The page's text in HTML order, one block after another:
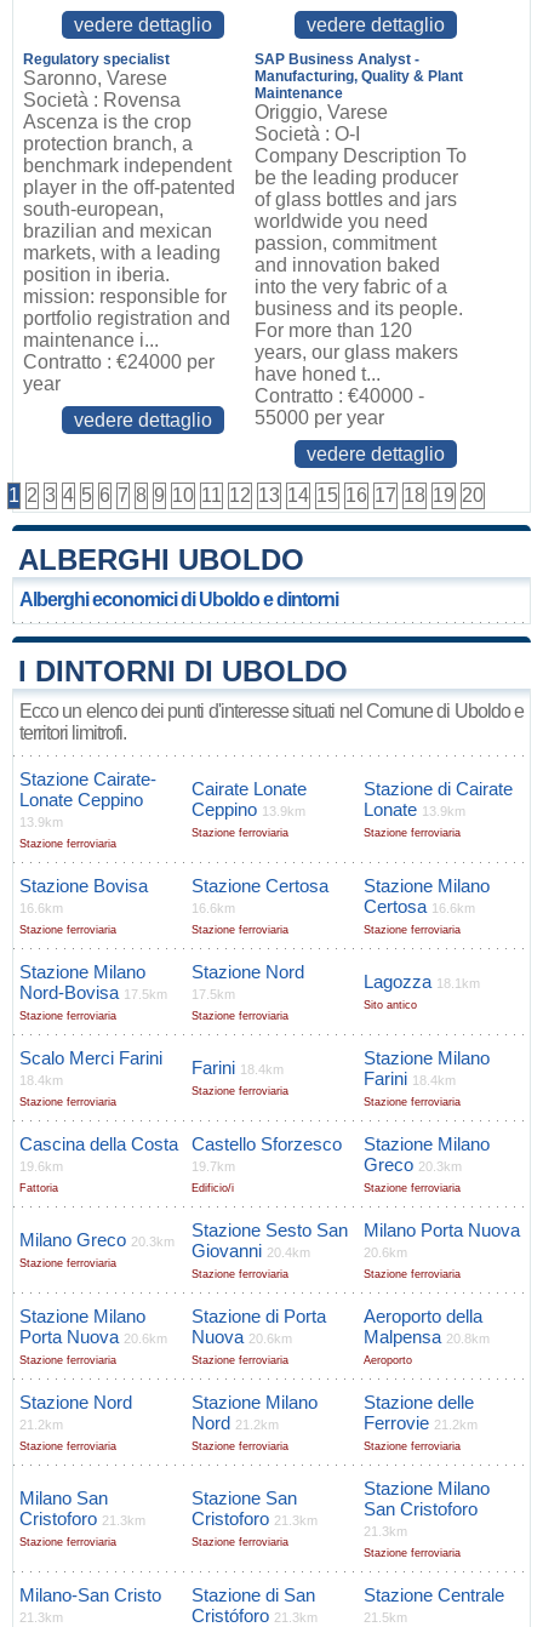
vedere dettaglio
vedere dettaglio
Regulatory specialist
Saronno, Varese
Società : Rovensa
Ascenza is the crop
protection branch, a
benchmark independent
player in the off-patented
south-european,
brazilian and mexican
markets, with a leading
position in iberia.
mission: responsible for
portfolio registration and
maintenance i...
Contratto : €24000 per
year
vedere dettaglio
SAP Business Analyst -
Manufacturing, Quality & Plant
Maintenance
Origgio, Varese
Società : O-I
Company Description To
be the leading producer
of glass bottles and jars
worldwide you need
passion, commitment
and innovation baked
into the very fabric of a
business and its people.
For more than 120
years, our glass makers
have honed t...
Contratto : €40000 -
55000 per year
vedere dettaglio
1 2 3 4 5 6 7 8 9 10 11 12 13 14 15 16 17 18 19 20
ALBERGHI UBOLDO
Alberghi economici di Uboldo e dintorni
I DINTORNI DI UBOLDO
Ecco un elenco dei punti d'interesse situati nel Comune di Uboldo e
territori limitrofi.
Stazione Cairate-
Lonate Ceppino
13.9km
Stazione ferroviaria
Cairate Lonate
Ceppino 13.9km
Stazione ferroviaria
Stazione di Cairate
Lonate 13.9km
Stazione ferroviaria
Stazione Bovisa
16.6km
Stazione ferroviaria
Stazione Certosa
16.6km
Stazione ferroviaria
Stazione Milano
Certosa 16.6km
Stazione ferroviaria
Stazione Milano
Nord-Bovisa 17.5km
Stazione ferroviaria
Stazione Nord
17.5km
Stazione ferroviaria
Lagozza 18.1km
Sito antico
Scalo Merci Farini
18.4km
Stazione ferroviaria
Farini 18.4km
Stazione ferroviaria
Stazione Milano
Farini 18.4km
Stazione ferroviaria
Cascina della Costa
19.6km
Fattoria
Castello Sforzesco
19.7km
Edificio/i
Stazione Milano
Greco 20.3km
Stazione ferroviaria
Milano Greco 20.3km
Stazione ferroviaria
Stazione Sesto San
Giovanni 20.4km
Stazione ferroviaria
Milano Porta Nuova
20.6km
Stazione ferroviaria
Stazione Milano
Porta Nuova 20.6km
Stazione ferroviaria
Stazione di Porta
Nuova 20.6km
Stazione ferroviaria
Aeroporto della
Malpensa 20.8km
Aeroporto
Stazione Nord
21.2km
Stazione ferroviaria
Stazione Milano
Nord 21.2km
Stazione ferroviaria
Stazione delle
Ferrovie 21.2km
Stazione ferroviaria
Milano San
Cristoforo 21.3km
Stazione ferroviaria
Stazione San
Cristoforo 21.3km
Stazione ferroviaria
Stazione Milano
San Cristoforo
21.3km
Stazione ferroviaria
Milano-San Cristo
21.3km
Stazione di San
Cristóforo 21.3km
Stazione Centrale
21.5km